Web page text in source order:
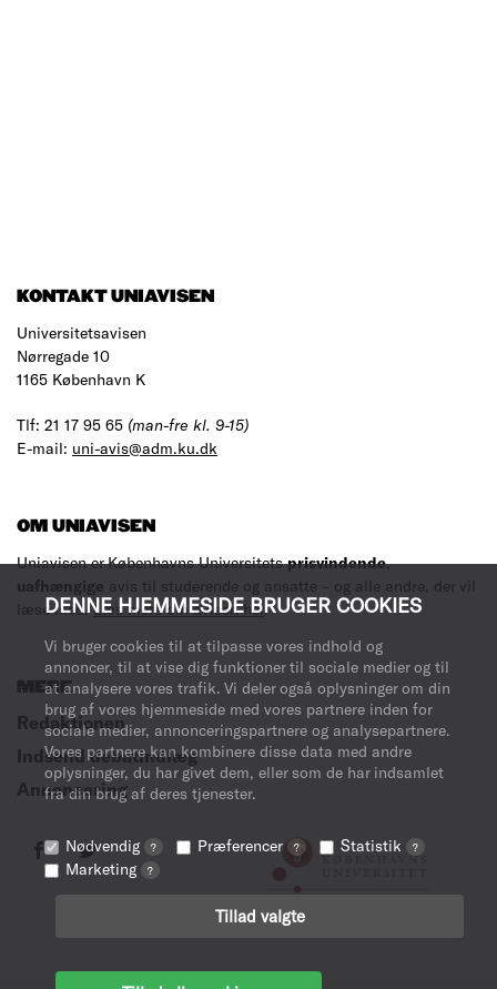
DENNE HJEMMESIDE BRUGER COOKIES
Vi bruger cookies til at tilpasse vores indhold og
annoncer, til at vise dig funktioner til sociale medier og til
at analysere vores trafik. Vi deler også oplysninger om din
brug af vores hjemmeside med vores partnere inden for
sociale medier, annonceringspartnere og analysepartnere.
Vores partnere kan kombinere disse data med andre
oplysninger, du har givet dem, eller som de har indsamlet
fra din brug af deres tjenester.
Nødvendig ? Præferencer ? Statistik ?
Marketing ?
Tillad valgte
KONTAKT UNIAVISEN
Universitetsavisen
Nørregade 10
1165 København K
Tlf: 21 17 95 65 (man-fre kl. 9-15)
E-mail: uni-avis@adm.ku.dk
OM UNIAVISEN
Uniavisen er Københavns Universitetsprisvindende,
uafhængige avis til studerende og ansatte – og alle andre, der vil
læse med.Læs mere om avisen her.
MERE
Redaktionen
Indsend debatindlæg
Annoncering